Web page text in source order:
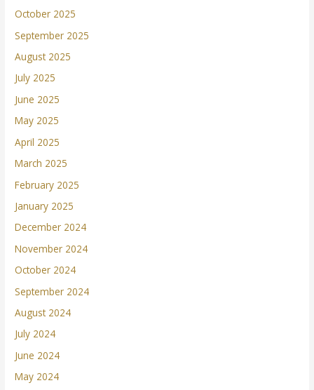
October 2025
September 2025
August 2025
July 2025
June 2025
May 2025
April 2025
March 2025
February 2025
January 2025
December 2024
November 2024
October 2024
September 2024
August 2024
July 2024
June 2024
May 2024